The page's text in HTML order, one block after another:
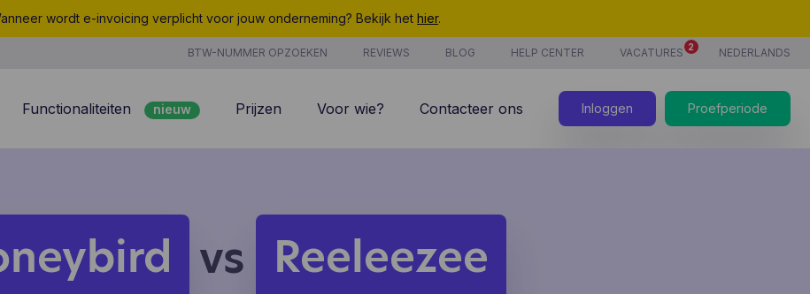
wordt e-invoicing verplicht voor jouw onderneming? Bekijk het hier.
BTW-NUMMER OPZOEKEN REVIEWS BLOG HELP CENTER VACATURES 2 NEDERLANDS
Functionaliteiten nieuw
Offertes
Uurregistratie
Producten & Diensten
Prijzen Voor wie? Contacteer ons Inloggen Proefperiode
vs Reeleezee